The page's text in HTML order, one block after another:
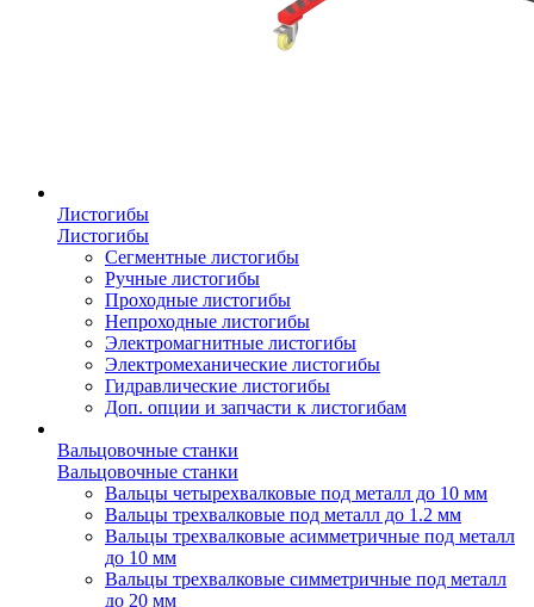
Листогибы
Листогибы
Сегментные листогибы
Ручные листогибы
Проходные листогибы
Непроходные листогибы
Электромагнитные листогибы
Электромеханические листогибы
Гидравлические листогибы
Доп. опции и запчасти к листогибам
Вальцовочные станки
Вальцовочные станки
Вальцы четырехвалковые под металл до 10 мм
Вальцы трехвалковые под металл до 1.2 мм
Вальцы трехвалковые асимметричные под металл
до 10 мм
Вальцы трехвалковые симметричные под металл
до 20 мм